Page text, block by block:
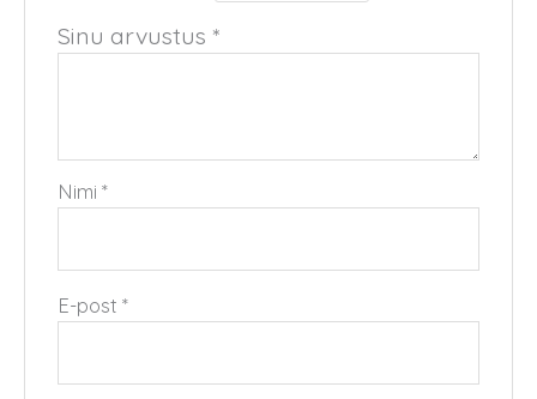
Sinu arvustus *
Nimi*
E-post*